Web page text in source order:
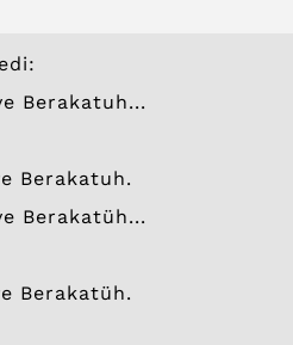
Berakatuh...
Berakatuh.
Berakatüh...
Berakatüh.